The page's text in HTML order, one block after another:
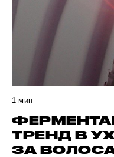
1 мин
ТРЕНД В
ЗА